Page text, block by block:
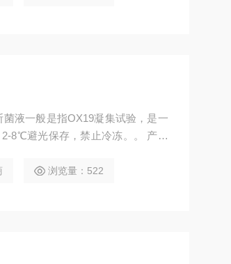
8℃避光保存，禁止冷冻。。 产品
浏览量：522